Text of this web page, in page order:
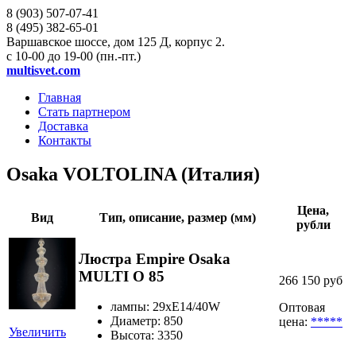
8 (903) 507-07-41
8 (495) 382-65-01
Варшавское шоссе, дом 125 Д, корпус 2.
с 10-00 до 19-00 (пн.-пт.)
multisvet.com
Главная
Стать партнером
Доставка
Контакты
Osaka VOLTOLINA (Италия)
Вид Тип, описание, размер (мм)
Цена,
рубли
Увеличить
Люстра Empire Osaka
MULTI O 85
лампы: 29хE14/40W
Диаметр: 850
Высота: 3350
266 150 руб
Оптовая
цена: *****